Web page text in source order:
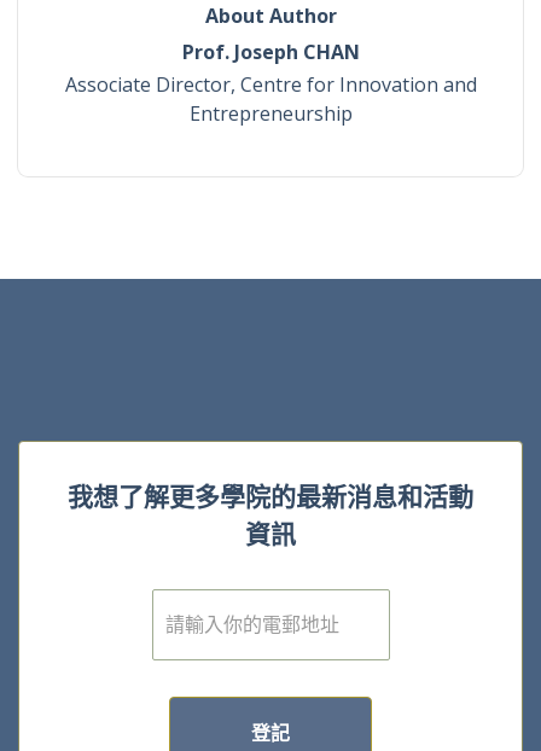
About Author
Prof. Joseph CHAN
Associate Director, Centre for Innovation and
Entrepreneurship
我想了解更多學院的最新消息和活動
資訊
電
子
登記